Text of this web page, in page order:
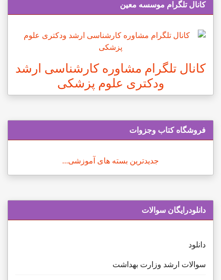
کانال تلگرام موسسه معین
کانال تلگرام مشاوره کارشناسی ارشد
ودکتری علوم پزشکی
فروشگاه کتاب وجزوات
جدیدترین بسته های آموزشی...
دانلودرایگان سوالات
دانلود
سوالات ارشد وزارت بهداشت